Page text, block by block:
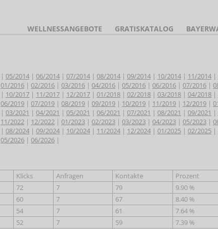
WELLNESSANGEBOTE GRATISKATALOG
| 05/2014 | 06/2014 | 07/2014 | 08/2014 | 09/2014 | 10/2014 | 11/2014 |
01/2016 | 02/2016 | 03/2016 | 04/2016 | 05/2016 | 06/2016 | 07/2016 |
| 10/2017 | 11/2017 | 12/2017 | 01/2018 | 02/2018 | 03/2018 | 04/2018 |
06/2019 | 07/2019 | 08/2019 | 09/2019 | 10/2019 | 11/2019 | 12/2019 |
| 03/2021 | 04/2021 | 05/2021 | 06/2021 | 07/2021 | 08/2021 | 09/2021 |
11/2022 | 12/2022 | 01/2023 | 02/2023 | 03/2023 | 04/2023 | 05/2023 |
| 08/2024 | 09/2024 | 10/2024 | 11/2024 | 12/2024 | 01/2025 | 02/2025 |
05/2026 | 06/2026 |
Klicks Anfragen Kontakte Prozent
72 7 79 9.90 %
60 7 67 8.40 %
54 7 61 7.64 %
52 7 59 7.39 %